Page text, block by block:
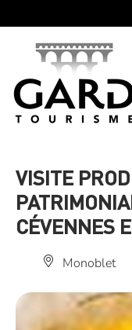
VISITE
CÉVENNES
Monoblet